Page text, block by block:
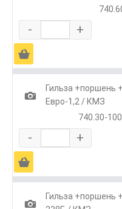
- +
Ä
1
Гильза +поршень
Евро-1,2 / КМЗ
740.30-
- +
Ä
1
Гильза +поршень